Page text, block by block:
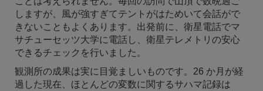
しますが、風が強すぎてテントがはためいて会話がで
きないこともよくあります。出発前に、衛星電話でマ
サチューセッツ大学に電話し、衛星テレメトリの安心
できるチェックを行いました。
観測所の成果は実に目覚ましいものです。26 か月が経
過した現在、ほとんどの変数に関するサハマ記録は